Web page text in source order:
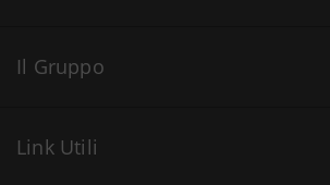
Il Gruppo
Link Utili